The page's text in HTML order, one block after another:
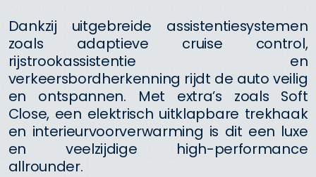
Dankzij uitgebreide assistentiesystemen
zoals adaptieve cruise control,
rijstrookassistentie en
verkeersbordherkenning rijdt de auto veilig
en ontspannen. Met extra’s zoals Soft
Close, een elektrisch uitklapbare trekhaak
en interieurvoorverwarming is dit een luxe
en veelzijdige high-performance
allrounder.